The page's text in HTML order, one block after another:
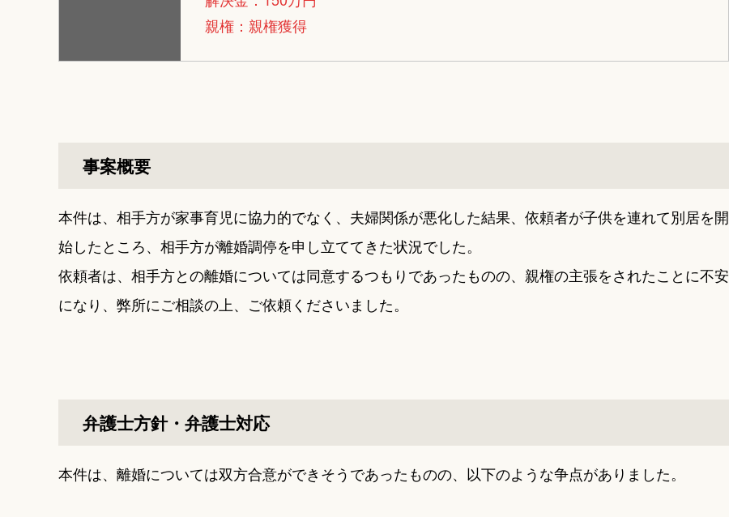
親権：親権獲得
事案概要
本件は、相手方が家事育児に協力的でなく、夫婦関係が悪化した結果、依頼者が子供を連れて別居を開
始したところ、相手方が離婚調停を申し立ててきた状況でした。
依頼者は、相手方との離婚については同意するつもりであったものの、親権の主張をされたことに不安
になり、弊所にご相談の上、ご依頼くださいました。
弁護士方針・弁護士対応
本件は、離婚については双方合意ができそうであったものの、以下のような争点がありました。